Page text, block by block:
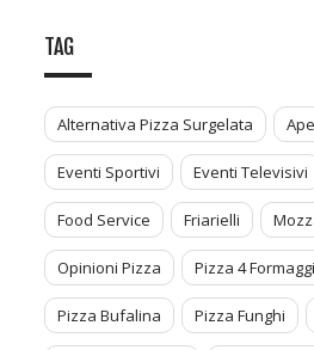
TAG
Alternativa Pizza Surgelata
Eventi Sportivi Eventi Televisivi
Food Service Friarielli
Opinioni Pizza Pizza 4 Formaggi
Pizza Bufalina Pizza Funghi